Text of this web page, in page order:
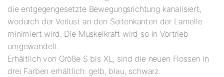
die entgegengesetzte Bewegungsrichtung kanalisiert,
wodurch der Verlust an den Seitenkanten der Lamelle
minimiert wird. Die Muskelkraft wird so in Vortrieb
umgewandelt.
Erhältlich von Größe S bis XL, sind die neuen Flossen in
drei Farben erhältlich: gelb, blau, schwarz.